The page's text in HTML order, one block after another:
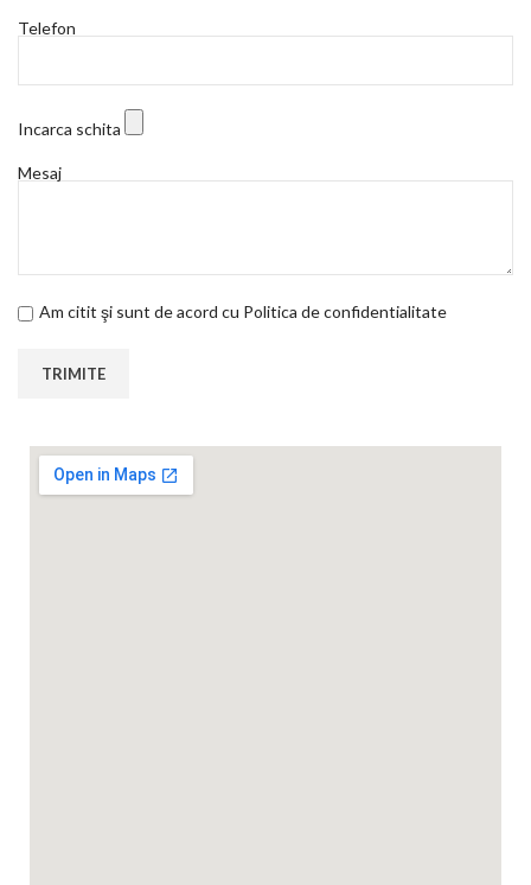
Telefon
Incarca schita
Mesaj
Am citit şi sunt de acord cu Politica de confidentialitate